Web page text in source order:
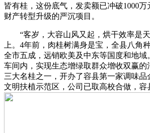
皆有桂，这份底气，发卖额已冲破1000
财产转型升级的严沉项目。
“客岁，大容山风又起，烘干效率是天
上。4年前，肉桂树满身是宝，全县八角
全市五成，远销欧美及中东等国度和地域
车间内，实现生态增绿取群众增收双赢的
三大名桂之一，开办了容县第一家调味
文明扶植示范区，公司已取高校合做，容